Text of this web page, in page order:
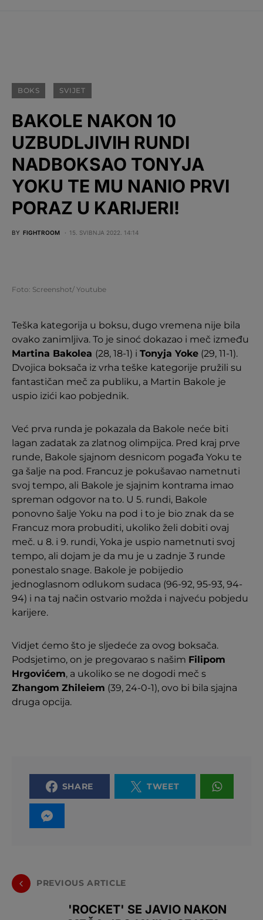
BOKS SVIJET
BAKOLE NAKON 10
UZBUDLJIVIH RUNDI
NADBOKSAO TONYJA
YOKU TE MU NANIO PRVI
PORAZ U KARIJERI!
BY FIGHTROOM 15. SVIBNJA 2022. 14:14
Foto: Screenshot/ Youtube
Teška kategorija u boksu, dugo vremena nije bila
ovako zanimljiva. To je sinoć dokazao i meč između
Martina Bakolea (28, 18-1) i Tonyja Yoke (29, 11-1).
Dvojica boksača iz vrha teške kategorije pružili su
fantastičan meč za publiku, a Martin Bakole je
uspio izići kao pobjednik.
Već prva runda je pokazala da Bakole neće biti
lagan zadatak za zlatnog olimpijca. Pred kraj prve
runde, Bakole sjajnom desnicom pogađa Yoku te
ga šalje na pod. Francuz je pokušavao nametnuti
svoj tempo, ali Bakole je sjajnim kontrama imao
spreman odgovor na to. U 5. rundi, Bakole
ponovno šalje Yoku na pod i to je bio znak da se
Francuz mora probuditi, ukoliko želi dobiti ovaj
meč. u 8. i 9. rundi, Yoka je uspio nametnuti svoj
tempo, ali dojam je da mu je u zadnje 3 runde
ponestalo snage. Bakole je pobijedio
jednoglasnom odlukom sudaca (96-92, 95-93, 94-
94) i na taj način ostvario možda i najveću pobjedu
karijere.
Vidjet ćemo što je sljedeće za ovog boksača.
Podsjetimo, on je pregovarao s našim Filipom
Hrgovićem, a ukoliko se ne dogodi meč s
Zhangom Zhileiem (39, 24-0-1), ovo bi bila sjajna
druga opcija.
SHARE TWEET
PREVIOUS ARTICLE
'ROCKET' SE JAVIO NAKON